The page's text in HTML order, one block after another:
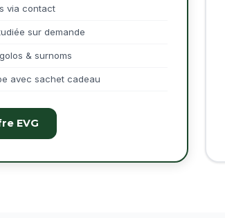
via contact
sur demande
& surnoms
avec sachet cadeau
EVG